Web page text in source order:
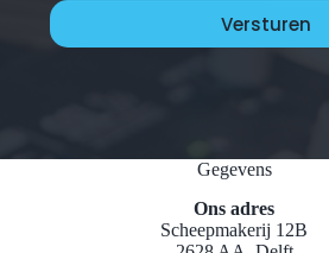
Gegevens
Ons adres
Scheepmakerij 12B